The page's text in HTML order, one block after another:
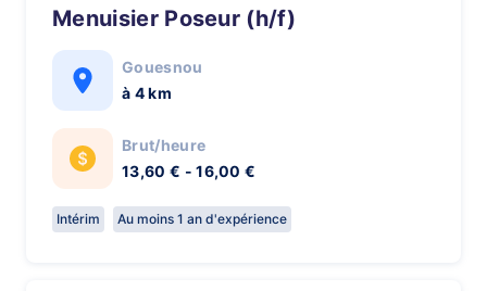
Menuisier Poseur (h/f)
Gouesnou
à 4 km
Brut/heure
13,60 € - 16,00 €
Intérim Au moins 1 an d'expérience